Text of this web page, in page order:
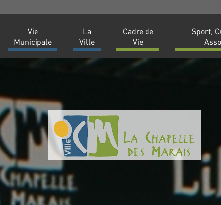
Vie
Municipale
La
Ville
Cadre de
Vie
Sport,